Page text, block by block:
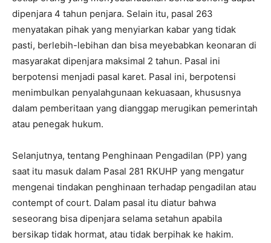
dipenjara 4 tahun penjara. Selain itu, pasal 263
menyatakan pihak yang menyiarkan kabar yang tidak
pasti, berlebih-lebihan dan bisa meyebabkan keonaran di
masyarakat dipenjara maksimal 2 tahun. Pasal ini
berpotensi menjadi pasal karet. Pasal ini, berpotensi
menimbulkan penyalahgunaan kekuasaan, khususnya
dalam pemberitaan yang dianggap merugikan pemerintah
atau penegak hukum.
Selanjutnya, tentang Penghinaan Pengadilan (PP) yang
saat itu masuk dalam Pasal 281 RKUHP yang mengatur
mengenai tindakan penghinaan terhadap pengadilan atau
contempt of court. Dalam pasal itu diatur bahwa
seseorang bisa dipenjara selama setahun apabila
bersikap tidak hormat, atau tidak berpihak ke hakim.